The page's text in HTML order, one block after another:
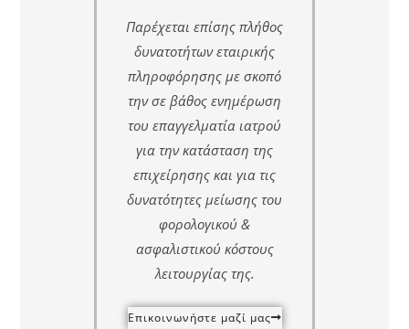
Παρέχεται επίσης πλήθος
δυνατοτήτων εταιρικής
πληροφόρησης με σκοπό
την σε βάθος ενημέρωση
του επαγγελματία ιατρού
για την κατάσταση της
επιχείρησης και για τις
δυνατότητες μείωσης του
φορολογικού &
ασφαλιστικού κόστους
λειτουργίας της.
Επικοινωνήστε μαζί μας